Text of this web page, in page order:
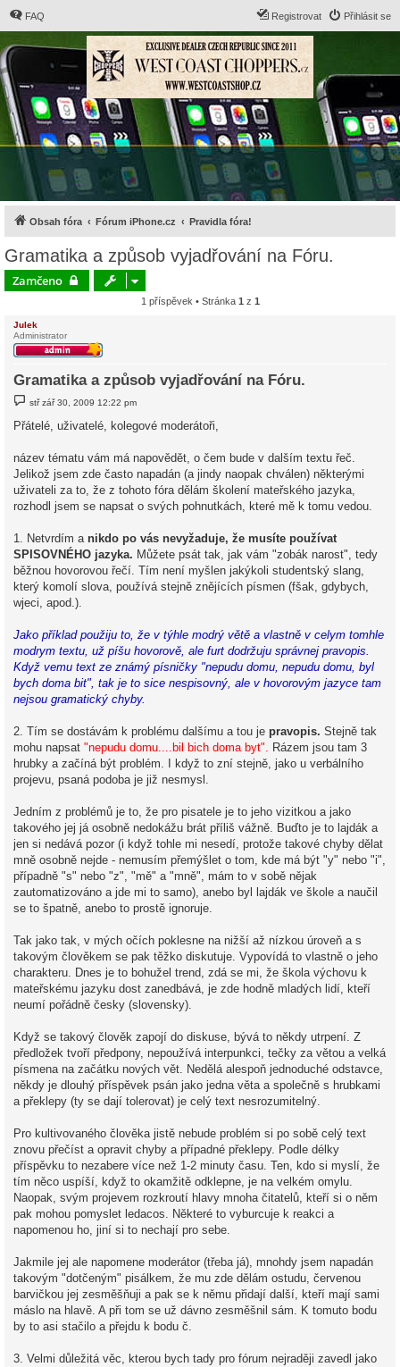
FAQ Přihlásit se
Registrovat
Obsah fóra Fórum iPhone.cz Pravidla fóra!
Gramatika a způsob vyjadřování na Fóru.
Zamčeno
1 příspěvek • Stránka 1 z 1
Julek
Administrator
Gramatika a způsob vyjadřování na Fóru.
í
s
v
e
k
stř zář 30, 2009 12:22 pm
Přátelé, uživatelé, kolegové moderátoři,
název tématu vám má napovědět, o čem bude v dalším textu řeč.
Jelikož jsem zde často napadán (a jindy naopak chválen) některými
uživateli za to, že z tohoto fóra dělám školení mateřského jazyka,
rozhodl jsem se napsat o svých pohnutkách, které mě k tomu vedou.
1. Netvrdím a nikdo po vás nevyžaduje, že musíte používat
SPISOVNÉHO jazyka. Můžete psát tak, jak vám "zobák narost", tedy
běžnou hovorovou řečí. Tím není myšlen jakýkoli studentský slang,
který komolí slova, používá stejně znějících písmen (fšak, gdybych,
wjeci, apod.).
Jako příklad použiju to, že v týhle modrý větě a vlastně v celym tomhle
modrym textu, už píšu hovorově, ale furt dodržuju správnej pravopis.
Když vemu text ze známý písničky "nepudu domu, nepudu domu, byl
bych doma bit", tak je to sice nespisovný, ale v hovorovým jazyce tam
nejsou gramatický chyby.
2. Tím se dostávám k problému dalšímu a tou je pravopis. Stejně tak
mohu napsat "nepudu domu....bil bich doma byt". Rázem jsou tam 3
hrubky a začíná být problém. I když to zní stejně, jako u verbálního
projevu, psaná podoba je již nesmysl.
Jedním z problémů je to, že pro pisatele je to jeho vizitkou a jako
takového jej já osobně nedokážu brát příliš vážně. Buďto je to lajdák a
jen si nedává pozor (i když tohle mi nesedí, protože takové chyby dělat
mně osobně nejde - nemusím přemýšlet o tom, kde má být "y" nebo "i",
případně "s" nebo "z", "mě" a "mně", mám to v sobě nějak
zautomatizováno a jde mi to samo), anebo byl lajdák ve škole a naučil
se to špatně, anebo to prostě ignoruje.
Tak jako tak, v mých očích poklesne na nižší až nízkou úroveň a s
takovým člověkem se pak těžko diskutuje. Vypovídá to vlastně o jeho
charakteru. Dnes je to bohužel trend, zdá se mi, že škola výchovu k
mateřskému jazyku dost zanedbává, je zde hodně mladých lidí, kteří
neumí pořádně česky (slovensky).
Když se takový člověk zapojí do diskuse, bývá to někdy utrpení. Z
předložek tvoří předpony, nepoužívá interpunkci, tečky za větou a velká
písmena na začátku nových vět. Nedělá alespoň jednoduché odstavce,
někdy je dlouhý příspěvek psán jako jedna věta a společně s hrubkami
a překlepy (ty se dají tolerovat) je celý text nesrozumitelný.
Pro kultivovaného člověka jistě nebude problém si po sobě celý text
znovu přečíst a opravit chyby a případné překlepy. Podle délky
příspěvku to nezabere více než 1-2 minuty času. Ten, kdo si myslí, že
tím něco uspíší, když to okamžitě odklepne, je na velkém omylu.
Naopak, svým projevem rozkroutí hlavy mnoha čitatelů, kteří si o něm
pak mohou pomyslet ledacos. Některé to vyburcuje k reakci a
napomenou ho, jiní si to nechají pro sebe.
Jakmile jej ale napomene moderátor (třeba já), mnohdy jsem napadán
takovým "dotčeným" pisálkem, že mu zde dělám ostudu, červenou
barvičkou jej zesměšňuji a pak se k němu přidají další, kteří mají sami
máslo na hlavě. A při tom se už dávno zesměšnil sám. K tomuto bodu
by to asi stačilo a přejdu k bodu č.
3. Velmi důležitá věc, kterou bych tady pro fórum nejraději zavedl jako